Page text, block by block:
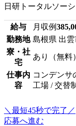
日研トータルソー
給与 月収例
勤務地 島根県 出雲
寮・社
宅
あり（無料）
仕事内
容
コンデンサ
工場 / 交替制
＼最短45秒で完了／
応募へ進む